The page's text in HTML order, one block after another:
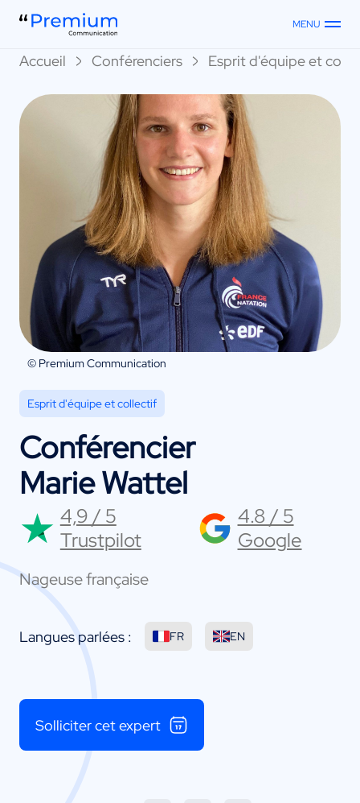
MENU
Accueil Conférenciers Esprit d'équipe et
© Premium Communication
Esprit d'équipe et collectif
Conférencier
Marie Wattel
4,9 / 5
Trustpilot
4.8 / 5
Google
Nageuse française
Langues parlées : FR EN
Solliciter cet expert